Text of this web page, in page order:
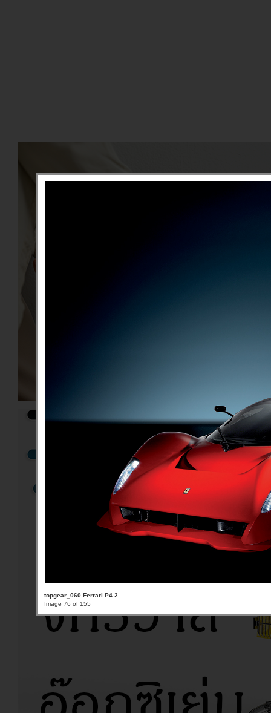
topgear_060 Ferrari P4 2
Image 76 of 155